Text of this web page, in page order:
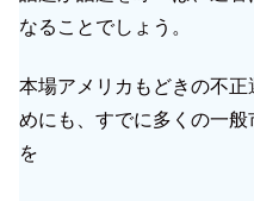
なることでしょう。
本場アメリカもどきの不
めにも、すでに多くの一
を